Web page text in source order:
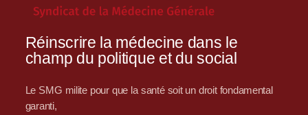
Réinscrire la médecine dans le
champ du politique et du social
Le SMG milite pour que la santé soit un droit fondamental
garanti,